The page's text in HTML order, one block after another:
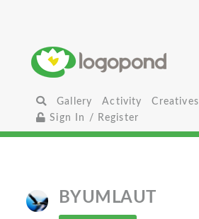
Gallery Activity
Creatives
Sign In / Register
BYUMLAUT